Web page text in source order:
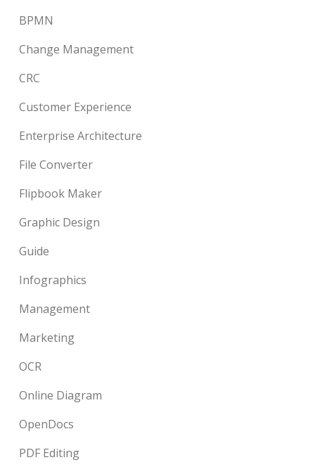
BPMN
Change Management
CRC
Customer Experience
Enterprise Architecture
File Converter
Flipbook Maker
Graphic Design
Guide
Infographics
Management
Marketing
OCR
Online Diagram
OpenDocs
PDF Editing